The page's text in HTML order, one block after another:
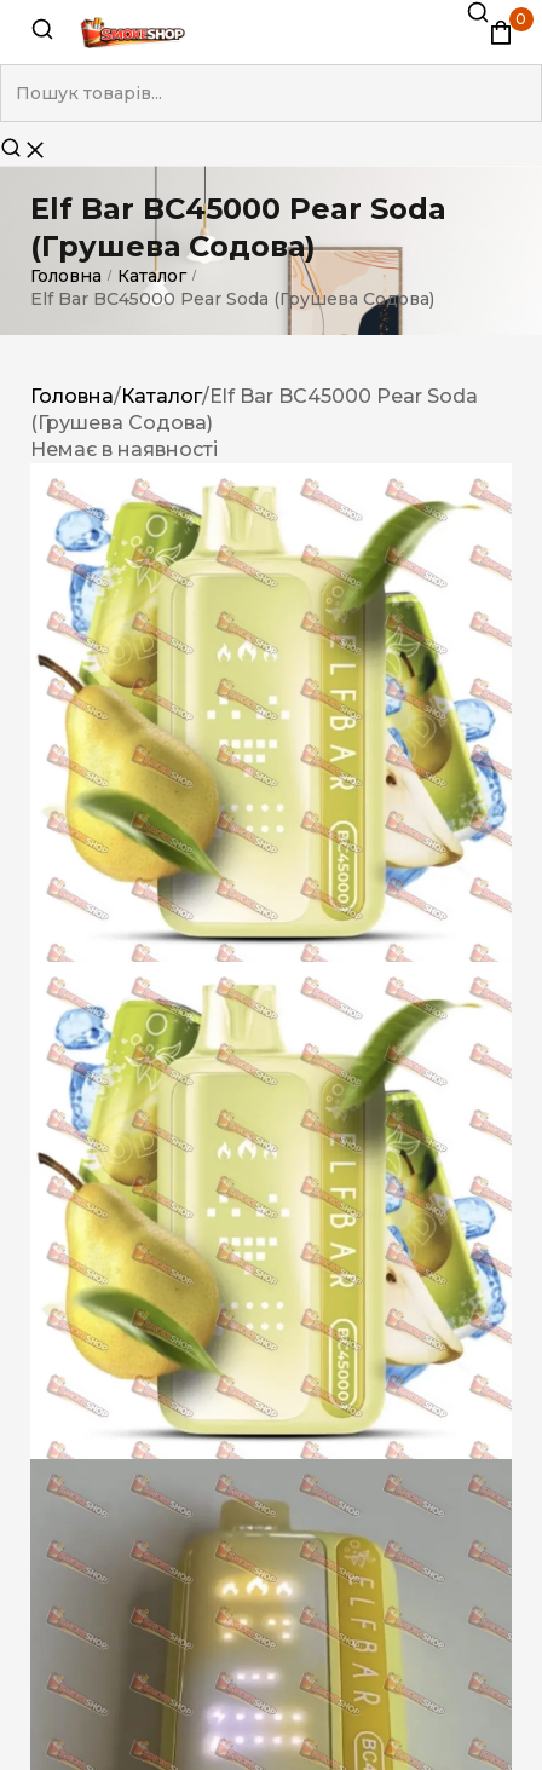
0
Elf Bar BC45000 Pear Soda
(Грушева Содова)
Головна / Каталог /
Elf Bar BC45000 Pear Soda (Грушева Содова)
Головна/Каталог/Elf Bar BC45000 Pear Soda
(Грушева Содова)
Немає в наявності